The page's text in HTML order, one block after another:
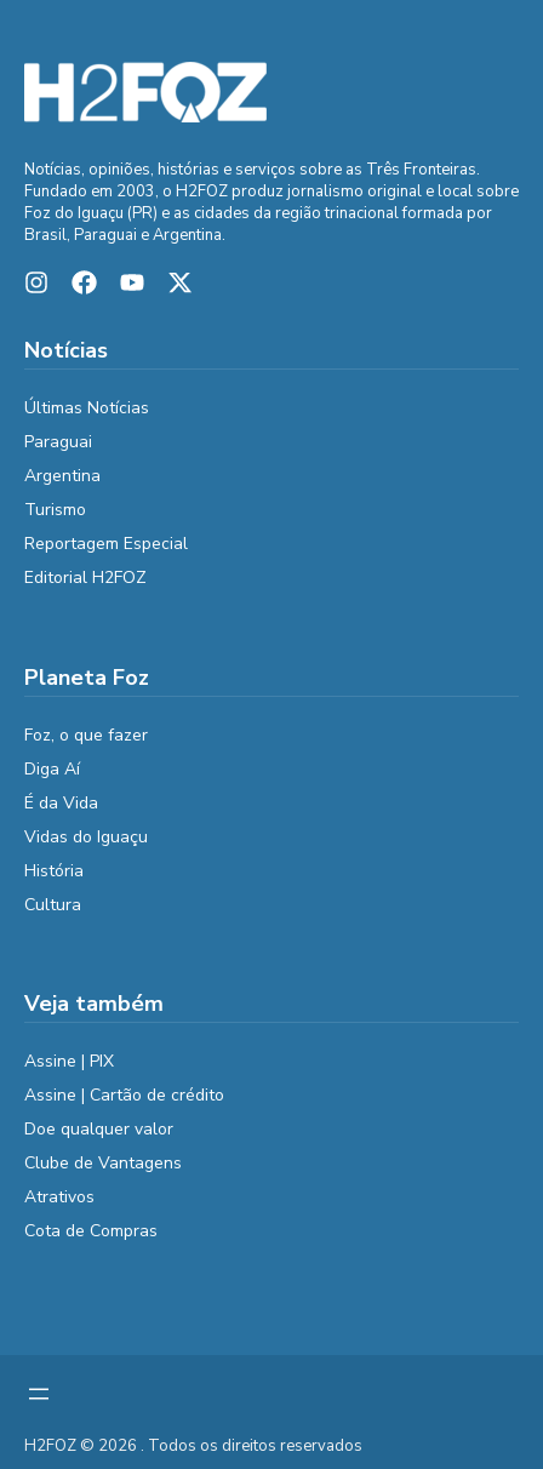
Notícias, opiniões, histórias e serviços sobre as Três Fronteiras.
Fundado em 2003, o H2FOZ produz jornalismo original e local sobre
Foz do Iguaçu (PR) e as cidades da região trinacional formada por
Brasil, Paraguai e Argentina.
Notícias
Últimas Notícias
Paraguai
Argentina
Turismo
Reportagem Especial
Editorial H2FOZ
Planeta Foz
Foz, o que fazer
Diga Aí
É da Vida
Vidas do Iguaçu
História
Cultura
Veja também
Assine | PIX
Assine | Cartão de crédito
Doe qualquer valor
Clube de Vantagens
Atrativos
Cota de Compras
H2FOZ © 2026 . Todos os direitos reservados